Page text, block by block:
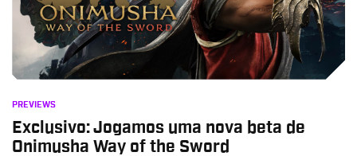
PREVIEWS
Exclusivo: Jogamos uma nova beta de
Onimusha Way of the Sword